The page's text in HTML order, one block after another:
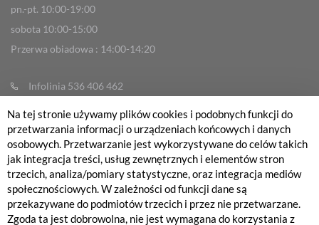
pn.-pt. 10:00-19:00
sobota 10:00-15:00
Przerwa obiadowa : 14:00-14:20
Infolinia 536 406 462
info@fabrykarowerow.com
Reklamacje
sklep@fabrykarowerow.com
Serwis 505 700 393
serwis@fabrykarowerow.com
Bikefitting 451 159 109
Na tej stronie używamy plików cookies i podobnych funkcji do
przetwarzania informacji o urządzeniach końcowych i danych
osobowych. Przetwarzanie jest wykorzystywane do celów takich
jak integracja treści, usług zewnętrznych i elementów stron
trzecich, analiza/pomiary statystyczne, oraz integracja mediów
społecznościowych. W zależności od funkcji dane są
przekazywane do podmiotów trzecich i przez nie przetwarzane.
Zgoda ta jest dobrowolna, nie jest wymagana do korzystania z